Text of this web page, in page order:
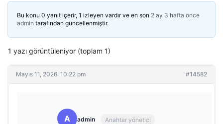
Bu konu 0 yanıt içerir, 1 izleyen vardır ve en son 2 ay 3 hafta önce
admin tarafından güncellenmiştir.
1 yazı görüntüleniyor (toplam 1)
Mayıs 11, 2026: 10:22 pm #14582
A admin Anahtar yönetici